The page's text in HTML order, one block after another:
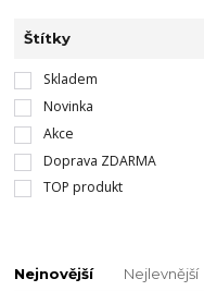
Štítky
Skladem
Novinka
Akce
Doprava ZDARMA
TOP produkt
Nejnovější Nejlevnější